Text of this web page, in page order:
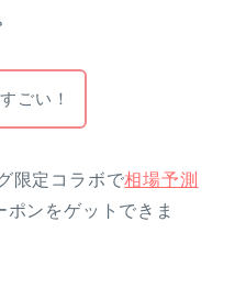
ごい！
限定コラボで相場予測
ポンをゲットできま